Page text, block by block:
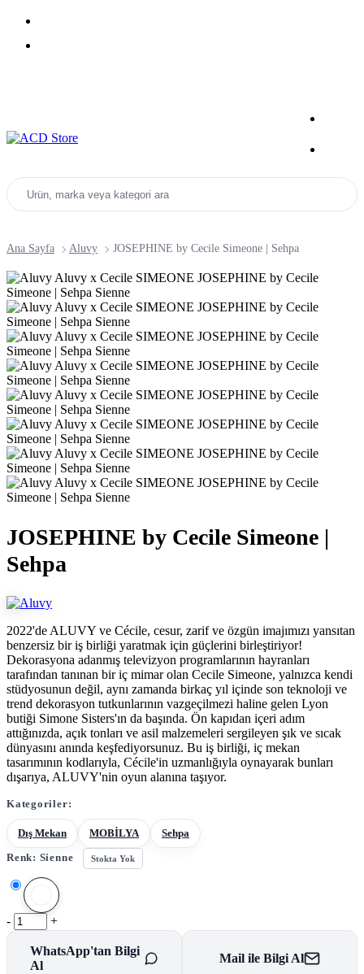
Ürün, marka veya kategori ara
Ana Sayfa Aluvy JOSEPHINE by Cecile Simeone | Sehpa
JOSEPHINE by Cecile Simeone |
Sehpa
2022'de ALUVY ve Cécile, cesur, zarif ve özgün imajımızı yansıtan
benzersiz bir iş birliği yaratmak için güçlerini birleştiriyor!
Dekorasyona adanmış televizyon programlarının hayranları
tarafından tanınan bir iç mimar olan Cecile Simeone, yalnızca kendi
stüdyosunun değil, aynı zamanda birkaç yıl içinde son teknoloji ve
trend dekorasyon tutkunlarının vazgeçilmezi haline gelen Lyon
butiği Simone Sisters'ın da başında. Ön kapıdan içeri adım
attığınızda, açık tonları ve asil malzemeleri sergileyen şık ve sıcak
dünyasını anında keşfediyorsunuz. Bu iş birliği, iç mekan
tasarımının kodlarıyla, Cécile'in uzmanlığıyla oynayarak bunları
dışarıya, ALUVY'nin oyun alanına taşıyor.
Kategoriler:
Dış Mekan MOBİLYA
Sehpa
Renk: Sienne Stokta Yok
- +
WhatsApp'tan Bilgi
Al
Mail ile Bilgi Al